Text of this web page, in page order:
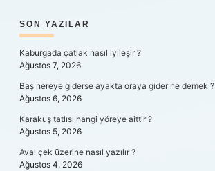
SIDEBAR
SON YAZILAR
Kaburgada çatlak nasıl iyileşir ?
Ağustos 7, 2026
Baş nereye giderse ayakta oraya gider ne demek ?
Ağustos 6, 2026
Karakuş tatlısı hangi yöreye aittir ?
Ağustos 5, 2026
Aval çek üzerine nasıl yazılır ?
Ağustos 4, 2026